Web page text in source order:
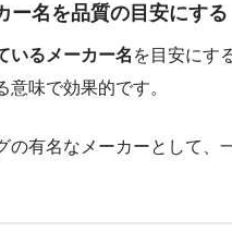
ー名を品質の目安にする
いるメーカー名 を目安にす
意味で効果的です。
の有名なメーカーとして、